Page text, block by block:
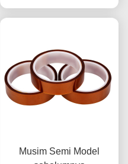
Musim Semi Model